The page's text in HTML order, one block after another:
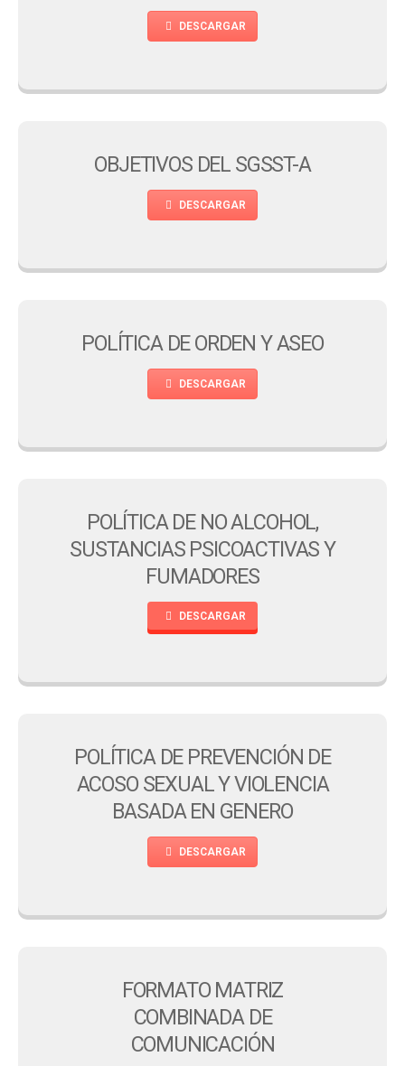
DESCARGAR
OBJETIVOS DEL SGSST-A
DESCARGAR
POLÍTICA DE ORDEN Y ASEO
DESCARGAR
POLÍTICA DE NO ALCOHOL,
SUSTANCIAS PSICOACTIVAS Y
FUMADORES
DESCARGAR
POLÍTICA DE PREVENCIÓN DE
ACOSO SEXUAL Y VIOLENCIA
BASADA EN GENERO
DESCARGAR
FORMATO MATRIZ
COMBINADA DE
COMUNICACIÓN